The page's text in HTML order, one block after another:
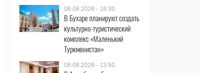
06.08.2026 - 16:30
В Бухаре планируют создать
культурно-туристический
комплекс «Маленький
Туркменистан»
06.08.2026 - 13:50